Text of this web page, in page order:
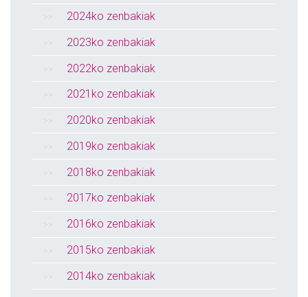
2024ko zenbakiak
2023ko zenbakiak
2022ko zenbakiak
2021ko zenbakiak
2020ko zenbakiak
2019ko zenbakiak
2018ko zenbakiak
2017ko zenbakiak
2016ko zenbakiak
2015ko zenbakiak
2014ko zenbakiak